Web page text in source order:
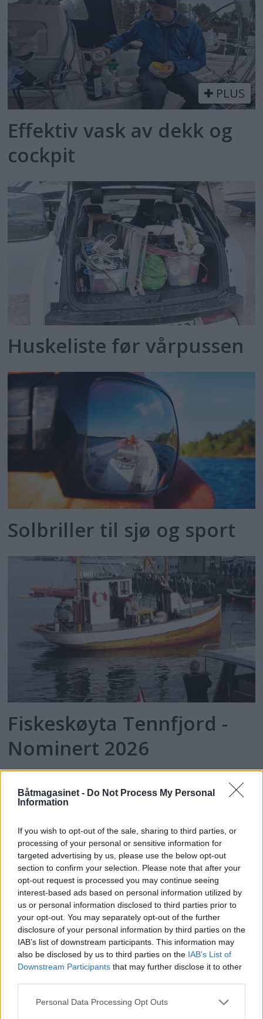
Båtmagasinet - Do Not Process My Personal
Information
If you wish to opt-out of the sale, sharing to third parties, or
processing of your personal or sensitive information for
targeted advertising by us, please use the below opt-out
section to confirm your selection. Please note that after your
opt-out request is processed you may continue seeing
interest-based ads based on personal information utilized by
us or personal information disclosed to third parties prior to
your opt-out. You may separately opt-out of the further
disclosure of your personal information by third parties on the
IAB’s list of downstream participants. This information may
also be disclosed by us to third parties on the IAB’s List of
Downstream Participants that may further disclose it to other
Personal Data Processing Opt Outs
PLUS
Effektiv vask av dekk og
cockpit
Huskeliste før vårpussen
Solbriller til sjø og sport
Fiskeskøyta Tennfjord -
Nominert 2026
Stem frem Norges fineste
veteranbåter